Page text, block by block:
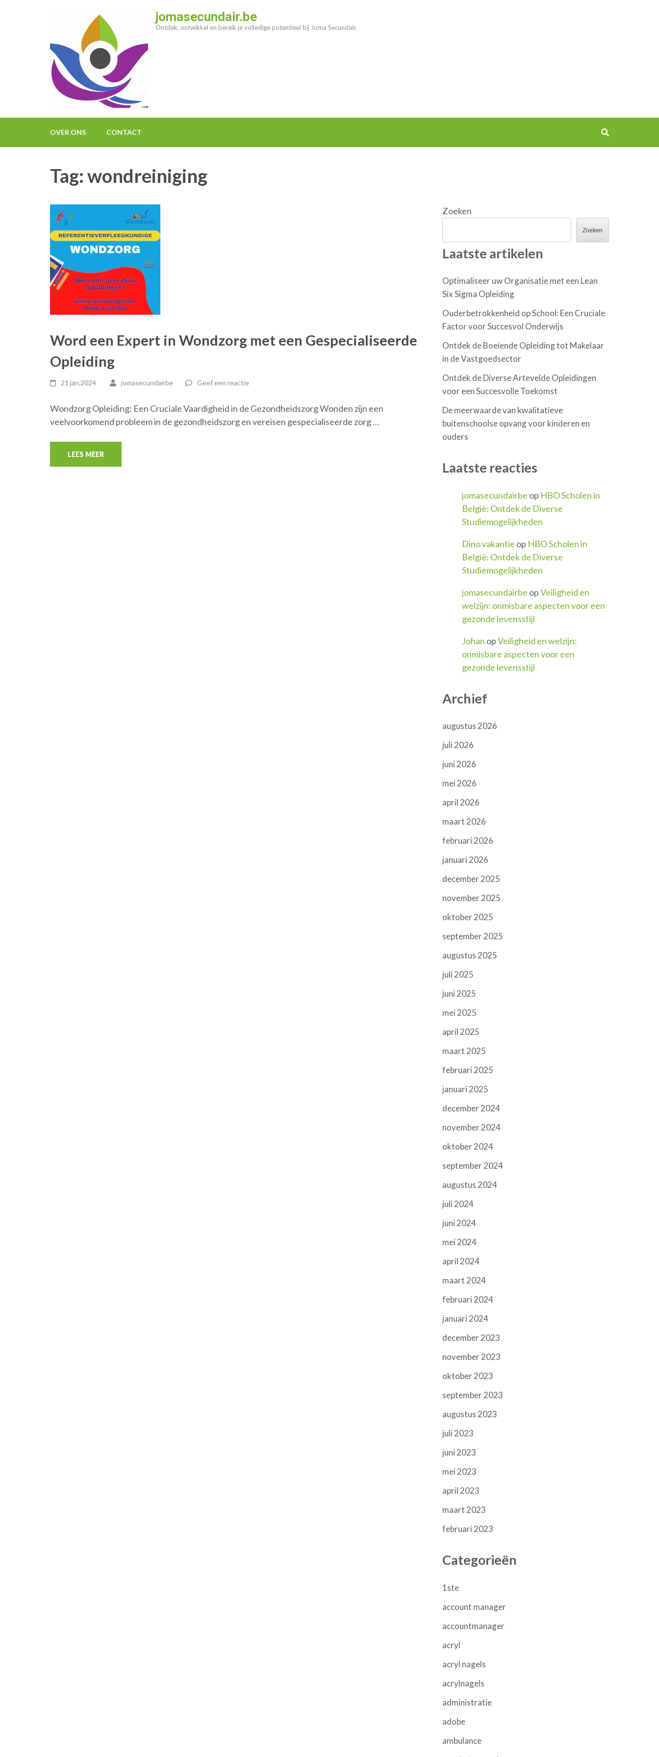
jomasecundair.be
Ontdek, ontwikkel en bereik je volledige potentieel bij Joma Secundair.
OVER ONS CONTACT
Tag:wondreiniging
Word een Expert in Wondzorg met een Gespecialiseerde
Opleiding
21 jan,2024 jomasecundairbe Geef een reactie
Wondzorg Opleiding: Een Cruciale Vaardigheid in de Gezondheidszorg Wonden zijn een
veelvoorkomend probleem in de gezondheidszorg en vereisen gespecialiseerde zorg …
LEES MEER
Zoeken
Zoeken
Laatste artikelen
Optimaliseer uw Organisatie met een Lean
Six Sigma Opleiding
Ouderbetrokkenheid op School: Een Cruciale
Factor voor Succesvol Onderwijs
Ontdek de Boeiende Opleiding tot Makelaar
in de Vastgoedsector
Ontdek de Diverse Artevelde Opleidingen
voor een Succesvolle Toekomst
De meerwaarde van kwalitatieve
buitenschoolse opvang voor kinderen en
ouders
Laatste reacties
jomasecundairbe op HBO Scholen in
België: Ontdek de Diverse
Studiemogelijkheden
Dino vakantie op HBO Scholen in
België: Ontdek de Diverse
Studiemogelijkheden
jomasecundairbe opVeiligheid en
welzijn: onmisbare aspecten voor een
gezonde levensstijl
Johan opVeiligheid en welzijn:
onmisbare aspecten voor een
gezonde levensstijl
Archief
augustus 2026
juli 2026
juni 2026
mei 2026
april 2026
maart 2026
februari 2026
januari 2026
december 2025
november 2025
oktober 2025
september 2025
augustus 2025
juli 2025
juni 2025
mei 2025
april 2025
maart 2025
februari 2025
januari 2025
december 2024
november 2024
oktober 2024
september 2024
augustus 2024
juli 2024
juni 2024
mei 2024
april 2024
maart 2024
februari 2024
januari 2024
december 2023
november 2023
oktober 2023
september 2023
augustus 2023
juli 2023
juni 2023
mei 2023
april 2023
maart 2023
februari 2023
Categorieën
1ste
account manager
accountmanager
acryl
acryl nagels
acrylnagels
administratie
adobe
ambulance